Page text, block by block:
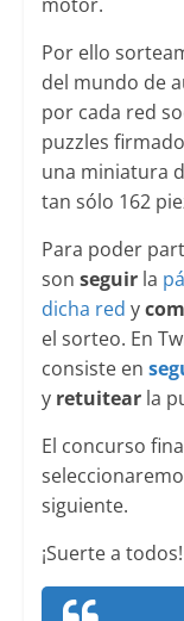
Por ello
del mundo de
por cada red
puzzles
una miniatura
tan sólo 162
Para poder
son seguirla
dicha red y
el sorteo. En
consiste en
y retuitearla
El concurso
siguiente.
¡Suerte a todos!